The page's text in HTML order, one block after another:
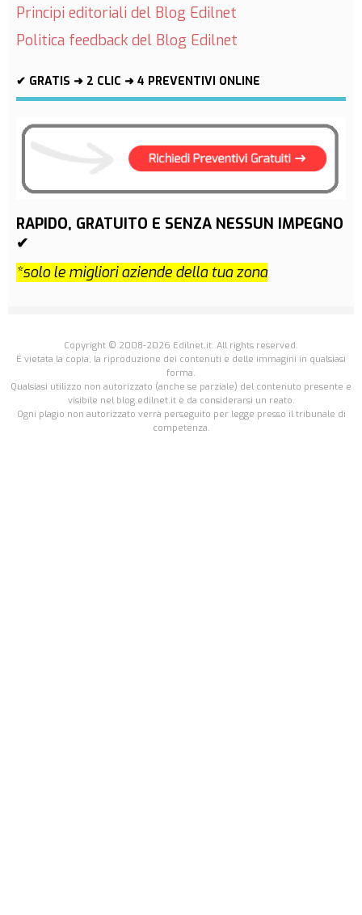
Principi editoriali del Blog Edilnet
Politica feedback del Blog Edilnet
✔ GRATIS ➜ 2 CLIC ➜ 4 PREVENTIVI ONLINE
RAPIDO, GRATUITO E SENZA NESSUN IMPEGNO
✔
*solo le migliori aziende della tua zona
Copyright © 2008-2026 Edilnet.it. All rights reserved.
É vietata la copia, la riproduzione dei contenuti e delle immagini in qualsiasi
forma.
Qualsiasi utilizzo non autorizzato (anche se parziale) del contenuto presente e
visibile nel blog.edilnet.it è da considerarsi un reato.
Ogni plagio non autorizzato verrà perseguito per legge presso il tribunale di
competenza.